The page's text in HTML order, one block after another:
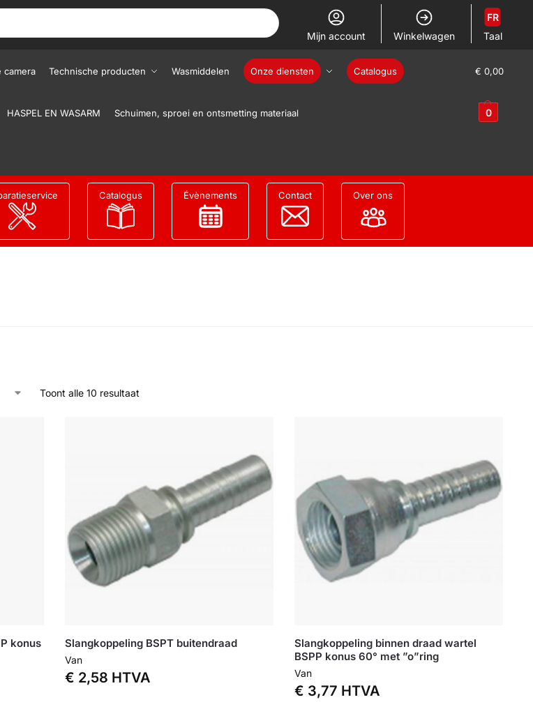
Mijn account Winkelwagen Taal
FR
camera Technische producten Wasmiddelen Onze diensten Catalogus
HASPEL EN WASARM Schuimen, sproei en ontsmetting materiaal
€ 0,00
0
Catalogus Évènements Contact Over ons
Toont alle 10 resultaat
konus
Slangkoppeling BSPT buitendraad
Van
€ 2,58 HTVA
Slangkoppeling binnen draad wartel
BSPP konus 60° met ”o”ring
Van
€ 3,77 HTVA